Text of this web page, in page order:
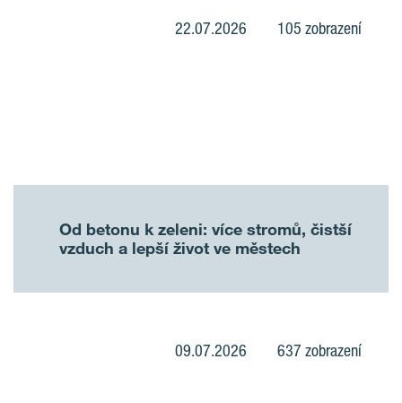
22.07.2026 105 zobrazení
Od betonu k zeleni: více stromů, čistší
vzduch a lepší život ve městech
09.07.2026 637 zobrazení